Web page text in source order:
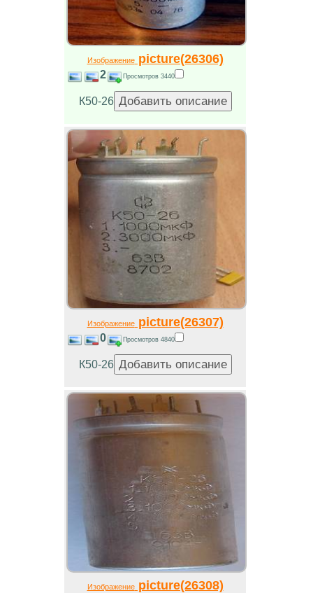
Изображениеpicture(26306)
2 Просмотров 3440
К50-26
Изображениеpicture(26307)
0 Просмотров 4840
К50-26
Изображениеpicture(26308)